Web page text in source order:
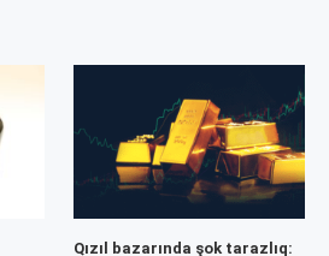
Qızıl bazarında şok tarazlıq: